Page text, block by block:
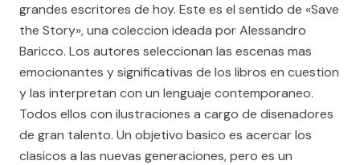
grandes escritores de hoy. Este es el sentido de «Save
the Story», una coleccion ideada por Alessandro
Baricco. Los autores seleccionan las escenas mas
emocionantes y significativas de los libros en cuestion
y las interpretan con un lenguaje contemporaneo.
Todos ellos con ilustraciones a cargo de disenadores
de gran talento. Un objetivo basico es acercar los
clasicos a las nuevas generaciones, pero es un